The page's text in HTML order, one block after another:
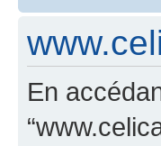
En